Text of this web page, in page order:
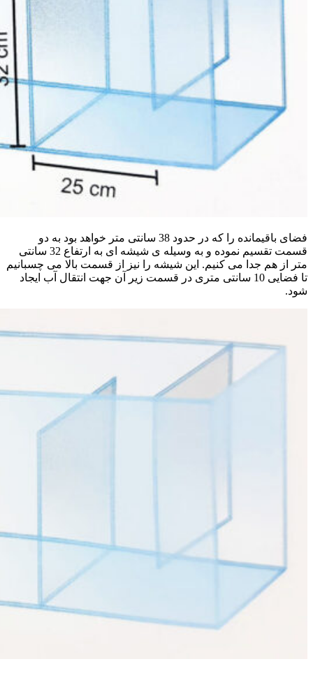
فضای باقیمانده را که در حدود 38 سانتی متر خواهد بود به دو
قسمت تقسیم نموده و به وسیله ی شیشه ای به ارتفاع 32 سانتی
متر از هم جدا می کنیم. این شیشه را نیز از قسمت بالا می چسبانیم
تا فضایی 10 سانتی متری در قسمت زیر آن جهت انتقال آب ایجاد
شود.